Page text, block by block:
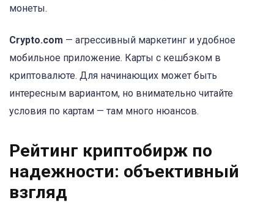
монеты.
Crypto.com — агрессивный маркетинг и удобное
мобильное приложение. Карты с кешбэком в
криптовалюте. Для начинающих может быть
интересным вариантом, но внимательно читайте
условия по картам — там много нюансов.
Рейтинг криптобирж по
надежности: объективный
взгляд